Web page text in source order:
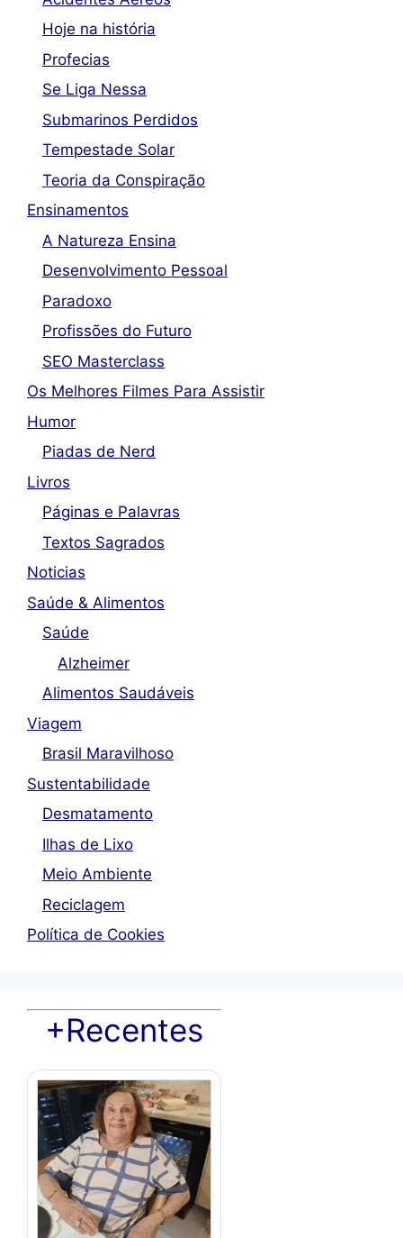
Hoje na história
Profecias
Se Liga Nessa
Submarinos Perdidos
Tempestade Solar
Teoria da Conspiração
Ensinamentos
A Natureza Ensina
Desenvolvimento Pessoal
Paradoxo
Profissões do Futuro
SEO Masterclass
Os Melhores Filmes Para Assistir
Humor
Piadas de Nerd
Livros
Páginas e Palavras
Textos Sagrados
Noticias
Saúde & Alimentos
Saúde
Alzheimer
Alimentos Saudáveis
Viagem
Brasil Maravilhoso
Sustentabilidade
Desmatamento
Ilhas de Lixo
Meio Ambiente
Reciclagem
Política de Cookies
+Recentes